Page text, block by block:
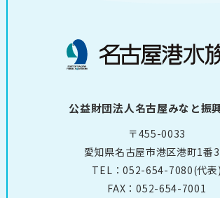
公益財団法人名古屋みなと振
〒455-0033
愛知県名古屋市港区港町1番
TEL：052-654-7080(代表)
FAX：052-654-7001